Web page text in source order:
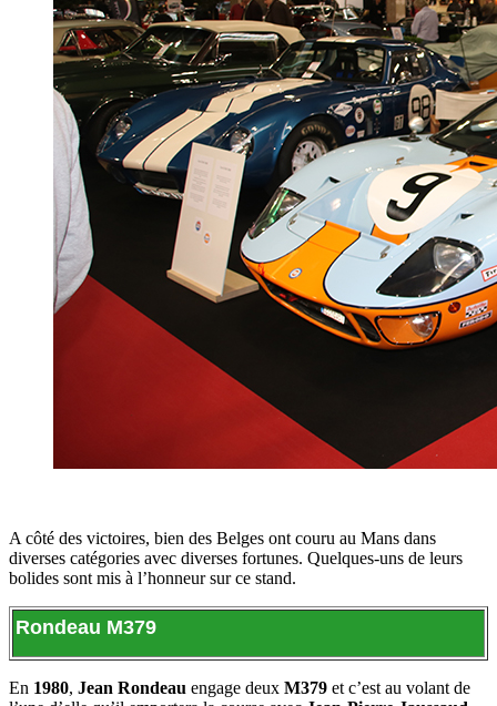
A côté des victoires, bien des Belges ont couru au Mans dans
diverses catégories avec diverses fortunes. Quelques-uns de leurs
bolides sont mis à l’honneur sur ce stand.
Rondeau M379
En 1980, Jean Rondeau engage deux M379 et c’est au volant de